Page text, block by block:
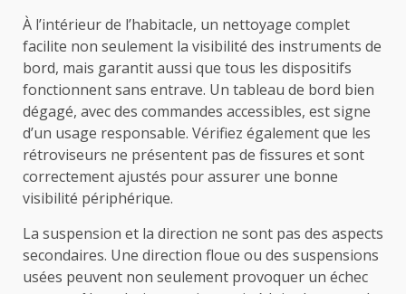
À l’intérieur de l’habitacle, un nettoyage complet
facilite non seulement la visibilité des instruments de
bord, mais garantit aussi que tous les dispositifs
fonctionnent sans entrave. Un tableau de bord bien
dégagé, avec des commandes accessibles, est signe
d’un usage responsable. Vérifiez également que les
rétroviseurs ne présentent pas de fissures et sont
correctement ajustés pour assurer une bonne
visibilité périphérique.
La suspension et la direction ne sont pas des aspects
secondaires. Une direction floue ou des suspensions
usées peuvent non seulement provoquer un échec